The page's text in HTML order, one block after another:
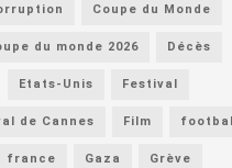
Coupe du Monde
du monde 2026 Décès
Etats-Unis Festival
de Cannes Film football
france Gaza Grève